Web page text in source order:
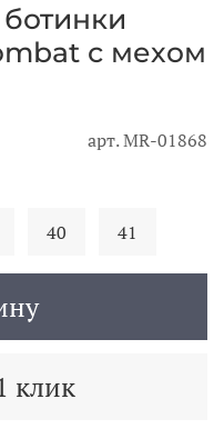
арт.MR-01868
с мехом
клик
40 41